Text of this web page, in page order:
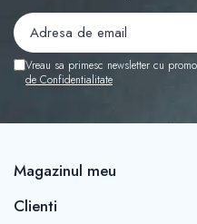
Vreau sa primesc newsletter cu
de Confidentialitate
Magazinul meu
Clienti